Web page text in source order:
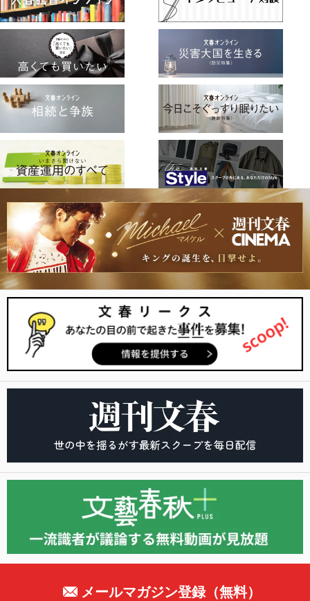
メールマガジン登録（無料）